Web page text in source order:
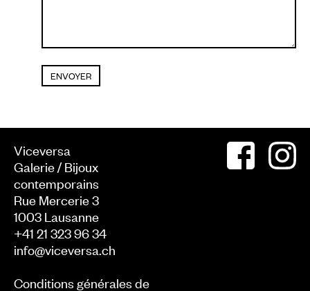
Viceversa
Galerie / Bijoux
contemporains
Rue Mercerie 3
1003 Lausanne
+41 21 323 96 34
info@viceversa.ch
Conditions générales de